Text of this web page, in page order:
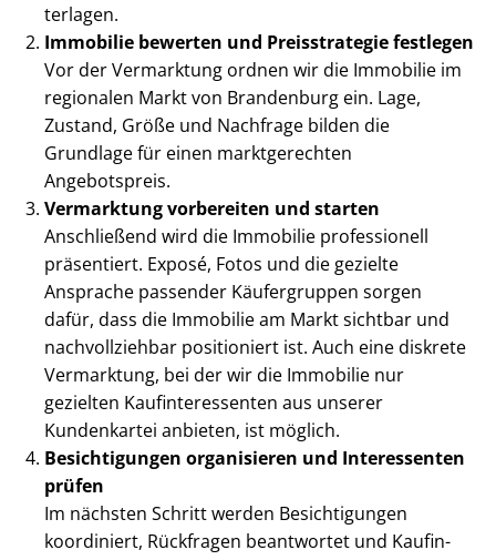
ter­la­gen.
Immobilie bewerten und Preisstrategie festlegen
Vor der Vermarktung ordnen wir die Immobilie im
regionalen Markt von Brandenburg ein. Lage,
Zustand, Größe und Nachfrage bilden die
Grundlage für einen marktgerechten
Angebotspreis.
Vermarktung vorbereiten und starten
Anschließend wird die Immobilie professionell
präsentiert. Exposé, Fotos und die gezielte
Ansprache passender Käufergruppen sorgen
dafür, dass die Immobilie am Markt sichtbar und
nachvollziehbar positioniert ist. Auch eine diskrete
Vermarktung, bei der wir die Immobilie nur
gezielten Kauf­in­ter­es­sen­ten aus unserer
Kundenkartei anbieten, ist möglich.
Besichtigungen organisieren und Interessenten
prüfen
Im nächsten Schritt werden Besichtigungen
koordiniert, Rückfragen beantwortet und Kauf­in­